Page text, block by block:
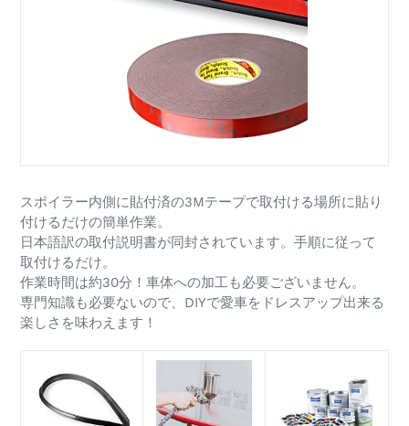
スポイラー内側に貼付済の3Mテープで取付ける場所に貼り
付けるだけの簡単作業。
日本語訳の取付説明書が同封されています。手順に従って
取付けるだけ。
作業時間は約30分！車体への加工も必要ございません。
専門知識も必要ないので、DIYで愛車をドレスアップ出来る
楽しさを味わえます！